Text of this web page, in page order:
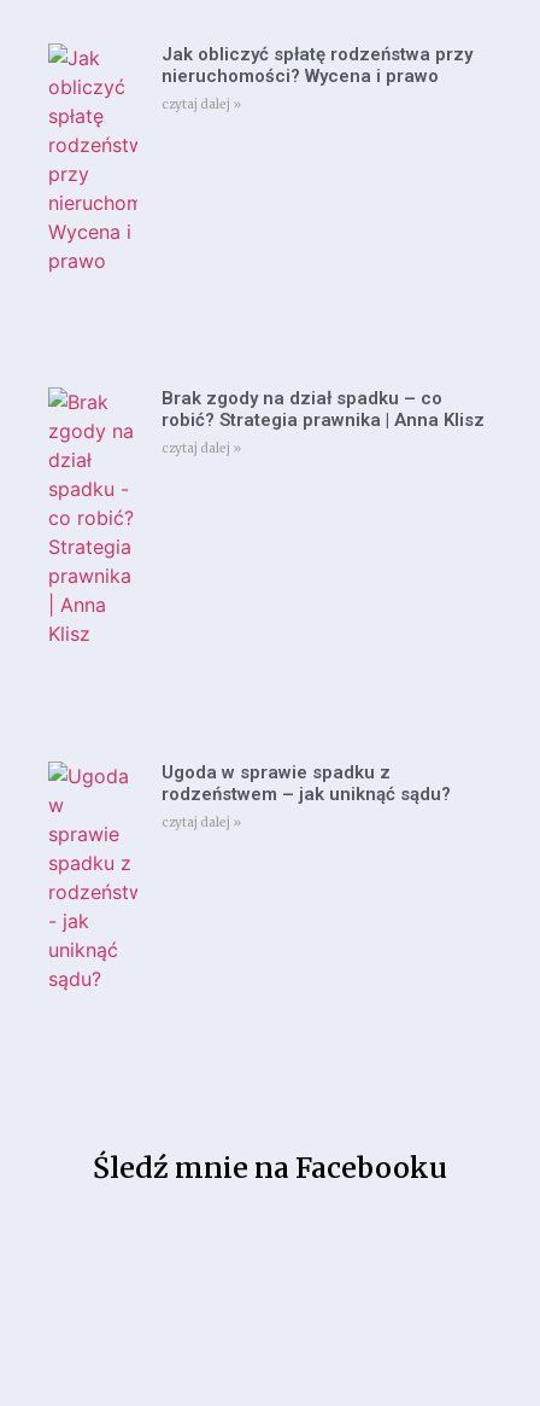
Jak obliczyć spłatę rodzeństwa przy
nieruchomości? Wycena i prawo
czytaj dalej »
Brak zgody na dział spadku – co
robić? Strategia prawnika | Anna Klisz
czytaj dalej »
Ugoda w sprawie spadku z
rodzeństwem – jak uniknąć sądu?
czytaj dalej »
Śledź mnie na Facebooku